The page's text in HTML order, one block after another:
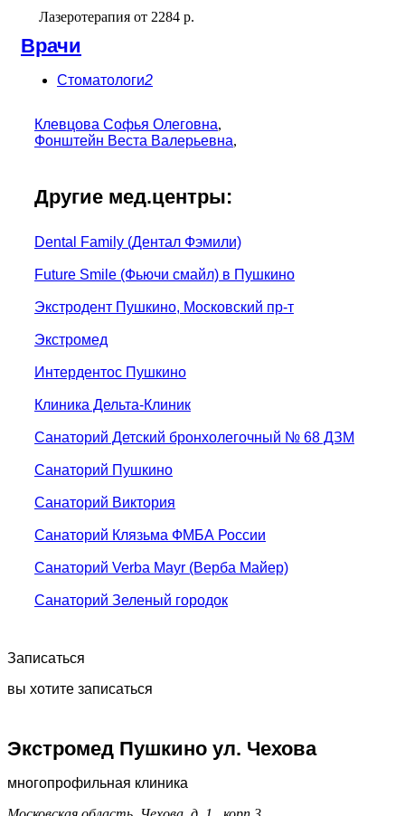
Лазеротерапия от 2284 р.
Врачи
Стоматологи2
Клевцова Софья Олеговна,
Фонштейн Веста Валерьевна,
Другие мед.центры:
Dental Family (Дентал Фэмили)
Future Smile (Фьючи смайл) в Пушкино
Экстродент Пушкино, Московский пр-т
Экстромед
Интердентос Пушкино
Клиника Дельта-Клиник
Санаторий Детский бронхолегочный № 68 ДЗМ
Санаторий Пушкино
Санаторий Виктория
Санаторий Клязьма ФМБА России
Санаторий Verba Mayr (Верба Майер)
Санаторий Зеленый городок
Записаться
вы хотите записаться
Экстромед Пушкино ул. Чехова
многопрофильная клиника